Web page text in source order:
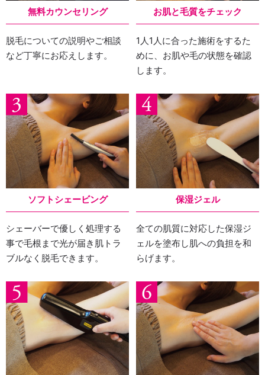
無料カウンセリング
脱毛についての説明やご相談
など丁寧にお応えします。
お肌と毛質をチェック
1人1人に合った施術をするた
めに、お肌や毛の状態を確認
します。
ソフトシェービング
シェーバーで優しく処理する
事で毛根まで光が届き肌トラ
ブルなく脱毛できます。
保湿ジェル
全ての肌質に対応した保湿ジ
ェルを塗布し肌への負担を和
らげます。